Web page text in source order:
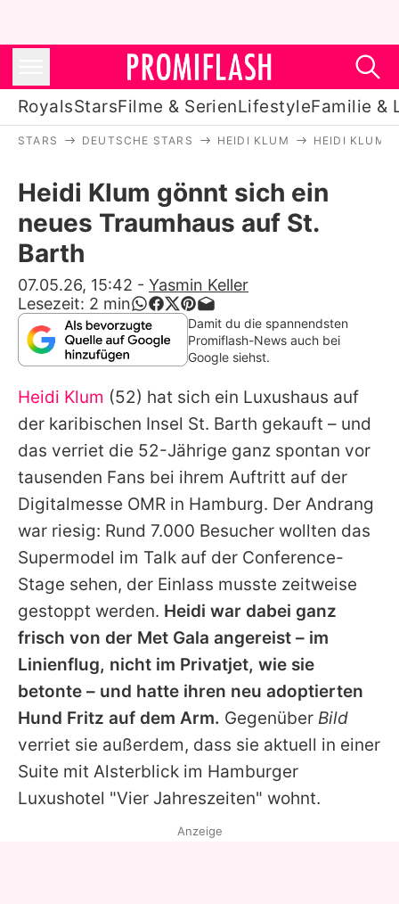
RoyalsStarsFilme & SerienLifestyleFamilie &
Stars
Filme & Serien
Lifestyle
Familie & Liebe
Promiflash Exklusiv
Alle Themen auf Promiflash
Jobs
App runterladen
Team
Redaktionelle Richtlinien
Impressum
Datenschutzerklärung
Nutzungsbedingungen
Utiq verwalten
STARS DEUTSCHE STARS HEIDI KLUM HEIDI KLUM
Heidi Klum gönnt sich ein
neues Traumhaus auf St.
Barth
07.05.26, 15:42 - Yasmin Keller
Lesezeit: 2 min
Damit du die spannendsten
Promiflash-News auch bei
Google siehst.
Heidi Klum (52) hat sich ein Luxushaus auf
der karibischen Insel St. Barth gekauft – und
das verriet die 52-Jährige ganz spontan vor
tausenden Fans bei ihrem Auftritt auf der
Digitalmesse OMR in Hamburg. Der Andrang
war riesig: Rund 7.000 Besucher wollten das
Supermodel im Talk auf der Conference-
Stage sehen, der Einlass musste zeitweise
gestoppt werden. Heidi war dabei ganz
frisch von der Met Gala angereist – im
Linienflug, nicht im Privatjet, wie sie
betonte – und hatte ihren neu adoptierten
Hund Fritz auf dem Arm. Gegenüber Bild
verriet sie außerdem, dass sie aktuell in einer
Suite mit Alsterblick im Hamburger
Luxushotel "Vier Jahreszeiten" wohnt.
Anzeige